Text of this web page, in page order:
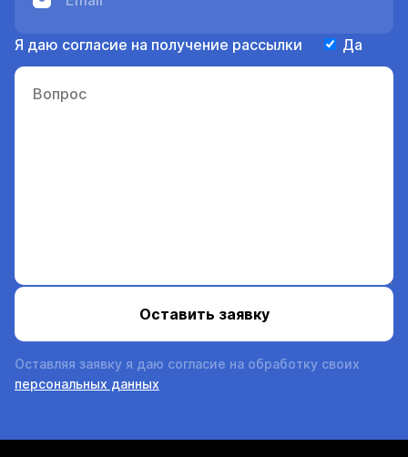
Я даю согласие на получение рассылки Да
Оставляя заявку я даю согласие на обработку своих
персональных данных